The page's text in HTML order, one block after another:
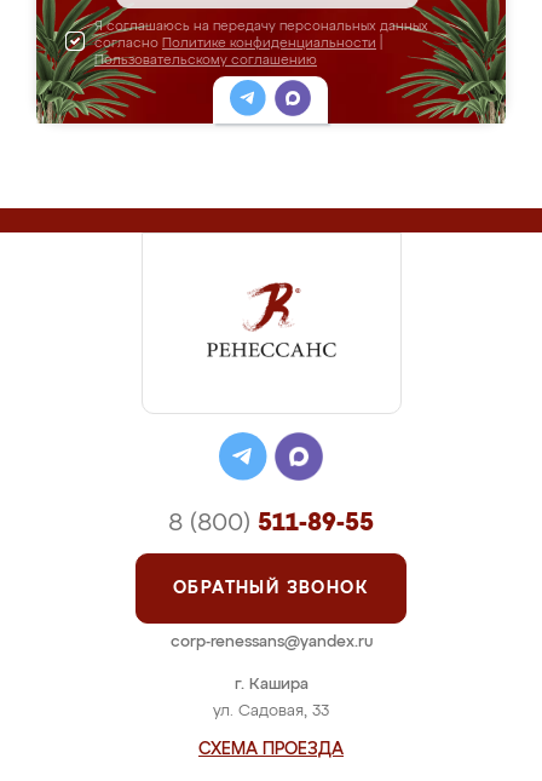
Я соглашаюсь на передачу персональных данных
согласно Политике конфиденциальности
Пользовательскому соглашению
г. Кашира
ул. Садовая, 33
СХЕМА ПРОЕЗДА
8 (800) 511-89-55
ОБРАТНЫЙ ЗВОНОК
corp-renessans@yandex.ru